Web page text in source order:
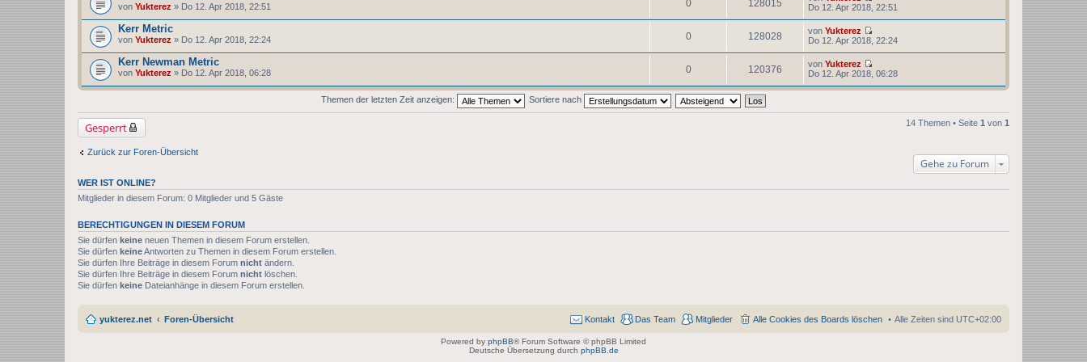
g
r
g
r
g
s
t
r
von Yukterez » Do 12. Apr 2018, 22:51 0 128015
N
s
t
e
t
Do 12. Apr 2018, 22:51
Kerr Metric
von Yukterez » Do 12. Apr 2018, 22:24 0 128028 von Yukterez
N
s
t
B
Do 12. Apr 2018, 22:24
Kerr Newman Metric
von Yukterez » Do 12. Apr 2018, 06:28 0 120376 von Yukterez
N
u
s
r
Do 12. Apr 2018, 06:28
Themen der letzten Zeit anzeigen: Sortiere nach
Gesperrt 14 Themen • Seite 1 von 1
Zurück zur Foren-Übersicht
Gehe zu Forum
WER IST ONLINE?
Mitglieder in diesem Forum: 0 Mitglieder und 5 Gäste
BERECHTIGUNGEN IN DIESEM FORUM
Sie dürfen keine neuen Themen in diesem Forum erstellen.
Sie dürfen keineAntworten zu Themen in diesem Forum erstellen.
Sie dürfen Ihre Beiträge in diesem Forum nicht ändern.
Sie dürfen Ihre Beiträge in diesem Forum nicht löschen.
Sie dürfen keine Dateianhänge in diesem Forum erstellen.
yukterez.net Foren-Übersicht Alle Zeiten sind UTC+02:00
Alle Cookies des Boards löschen
Mitglieder
Das Team
Kontakt
Powered by phpBB® Forum Software © phpBB Limited
Deutsche Übersetzung durch phpBB.de